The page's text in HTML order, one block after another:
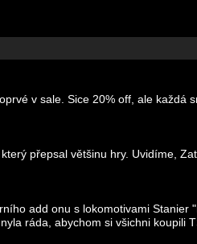
v sale. Sice 20% off, ale každá
přepsal většinu hry. Uvidíme,
add onu s lokomotivami
ráda, abychom si všichni koupili